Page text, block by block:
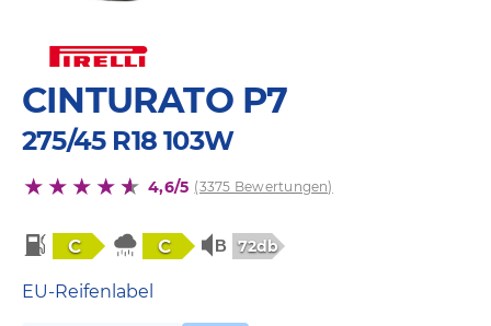
CINTURATO P7
275/45 R18 103W
4,6/5 (3375 Bewertungen)
C C 72db
EU-Reifenlabel